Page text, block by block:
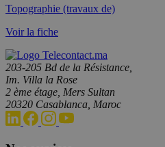
Topographie (travaux de)
Voir la fiche
203-205 Bd de la Résistance,
Im. Villa la Rose
2 ème étage, Mers Sultan
20320 Casablanca, Maroc